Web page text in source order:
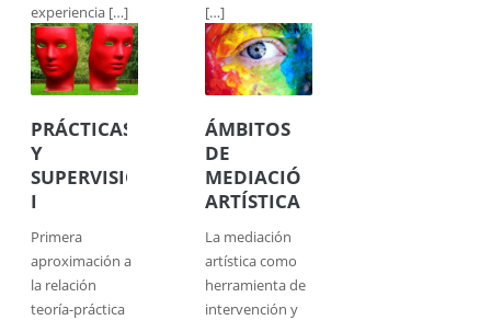
experiencia […]
[…]
PRÁCTICAS
Y
SUPERVISIÓN
I
Primera
aproximación a
la relación
teoría-práctica
ÁMBITOS
DE
MEDIACIÓN
ARTÍSTICA
La mediación
artística como
herramienta de
intervención y